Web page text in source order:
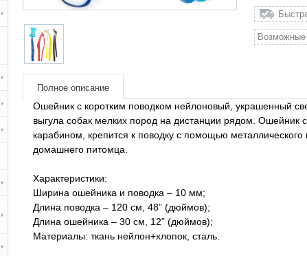
Возможные
Полное описание
Ошейник с коротким поводком нейлоновый, украшенный
выгула собак мелких пород на дистанции рядом. Ошейник
карабином, крепится к поводку с помощью
домашнего питомца.
Характеристики:
Ширина ошейника и поводка – 10 мм;
Длина поводка – 120 см, 48” (дюймов);
Длина ошейника – 30 см, 12” (дюймов);
Материалы: ткань нейлон+хлопок, сталь.